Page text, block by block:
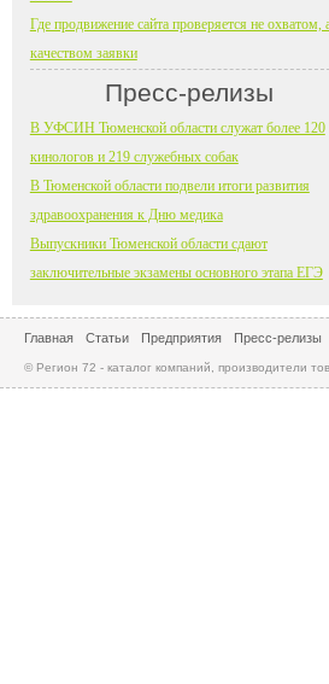
Где продвижение сайта проверяется не охватом,
качеством заявки
Пресс-релизы
В УФСИН Тюменской области служат более 120
кинологов и 219 служебных собак
В Тюменской области подвели итоги развития
здравоохранения к Дню медика
Выпускники Тюменской области сдают
заключительные экзамены основного этапа ЕГЭ
Главная Статьи Предприятия Пресс-релизы
© Регион 72 - каталог компаний, производители